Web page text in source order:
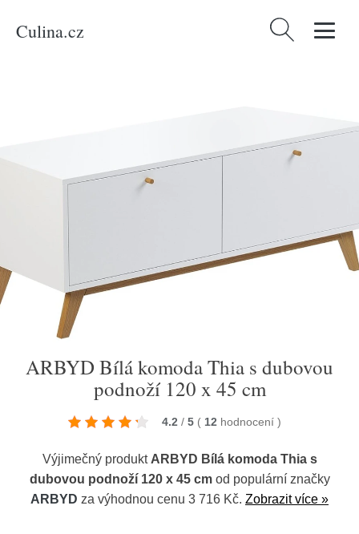
Culina.cz Vyhledávání
ARBYD Bílá komoda Thia s dubovou
podnoží 120 x 45 cm
4.2 / 5 ( 12 hodnocení )
Výjimečný produkt ARBYD Bílá komoda Thia s
dubovou podnoží 120 x 45 cmod populární značky
ARBYD za výhodnou cenu 3 716 Kč. Zobrazit více »